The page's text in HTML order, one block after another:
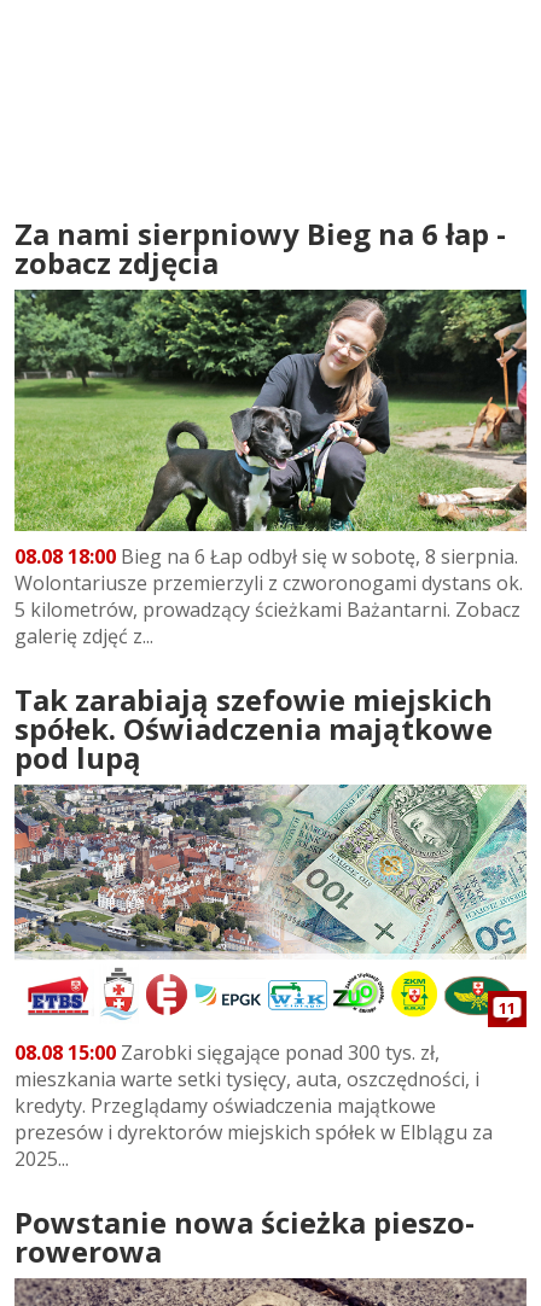
Za nami sierpniowy Bieg na 6 łap -
zobacz zdjęcia
08.08 18:00 Bieg na 6 Łap odbył się w sobotę, 8 sierpnia.
Wolontariusze przemierzyli z czworonogami dystans ok.
5 kilometrów, prowadzący ścieżkami Bażantarni. Zobacz
galerię zdjęć z...
Tak zarabiają szefowie miejskich
spółek. Oświadczenia majątkowe
pod lupą
11
08.08 15:00 Zarobki sięgające ponad 300 tys. zł,
mieszkania warte setki tysięcy, auta, oszczędności, i
kredyty. Przeglądamy oświadczenia majątkowe
prezesów i dyrektorów miejskich spółek w Elblągu za
2025...
Powstanie nowa ścieżka pieszo-
rowerowa